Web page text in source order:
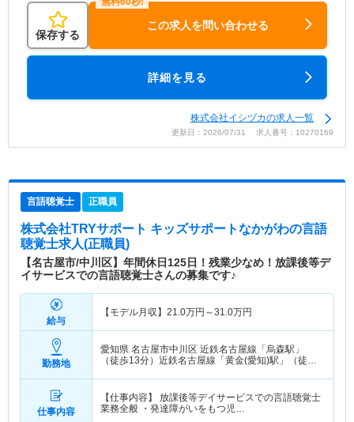
保存する
この求人を問い合わせる
詳細を見る
株式会社イシヅカの求人一覧
更新日：2026/07/31 求人番号：10270169
言語聴覚士 正職員
株式会社TRYサポート キッズサポートなかがわの言語
聴覚士求人(正職員)
【名古屋市/中川区】年間休日125日！残業少なめ！放課後等デ
イサービスでの言語聴覚士さんの募集です♪
給与
【モデル月収】 21.0万円～31.0万円
勤務地
愛知県 名古屋市中川区 近鉄名古屋線「烏森駅」
（徒歩13分）近鉄名古屋線「黄金(愛知)駅」（徒歩
仕事内容
【仕事内容】 放課後等デイサービスでの言語聴覚士
業務全般 ・発達障がいをもつ児…